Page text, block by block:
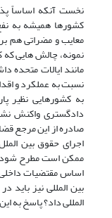
نخست آنکه اساساً
کشورها همیشه به
معایب و مضراتی هم
مانند ایالات
نسبت به عملکرد و
به کشورهایی نظیر
دادگستری واکنش
صادره از این مرجع
اجرای حقوق بین
ممکن است مطرح شود
اساس مقتضیات داخلی
بین المللی نیز باید
المللی داد؟ پاسخ